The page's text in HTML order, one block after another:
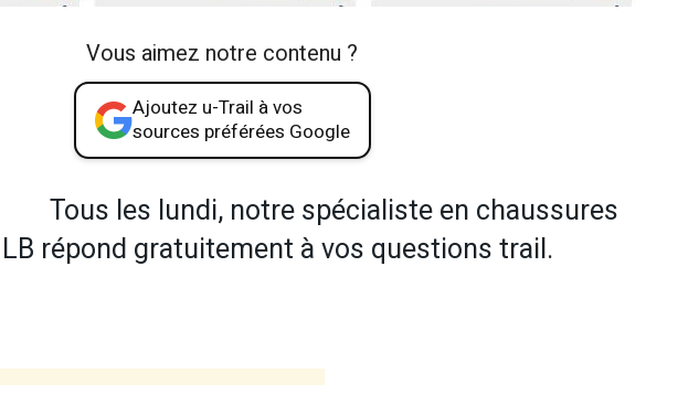
Vous aimez notre contenu ?
Ajoutez u-Trail à vos
sources préférées Google
Tous les lundi, notre spécialiste en chaussures
répond gratuitement à vos questions trail.